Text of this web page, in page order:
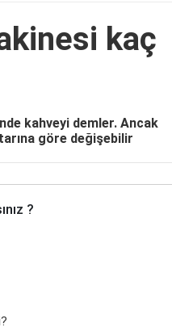
kaç
kahveyi demler. Ancak
göre değişebilir
?